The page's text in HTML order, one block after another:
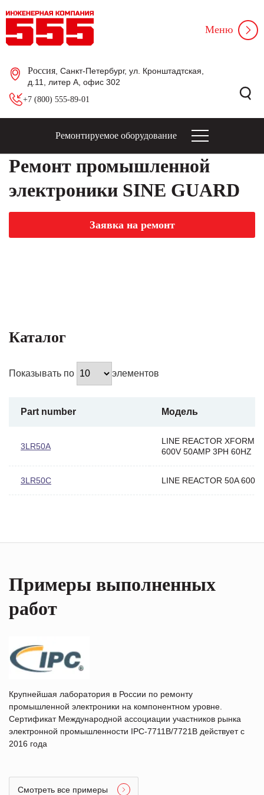
Россия , Санкт-Петербург, ул. Кронштадтская,
д.11, литер А, офис 302
+7 (800) 555-89-01
Меню
Ремонтируемое оборудование
Ремонт промышленной
электроники SINE GUARD
Заявка на ремонт
Каталог
Показывать по элементов
Part number Модель
3LR50A
LINE REACTOR
600V 50AMP 3PH 60HZ
3LR50C LINE REACTOR 50A 600V
Примеры выполненных
работ
Крупнейшая лаборатория в России по ремонту
промышленной электроники на компонентном уровне.
Сертификат Международной ассоциации участников рынка
электронной промышленности IPC-7711B/7721B действует с
2016 года
Смотреть все примеры